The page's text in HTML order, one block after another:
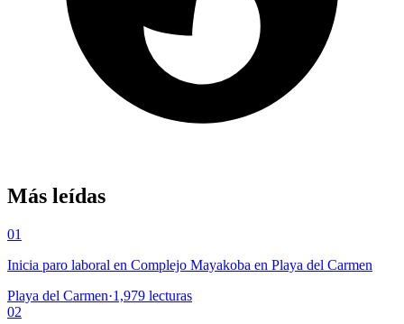
Más leídas
01
Inicia paro laboral en Complejo Mayakoba en Playa del Carmen
Playa del Carmen·1,979 lecturas
02